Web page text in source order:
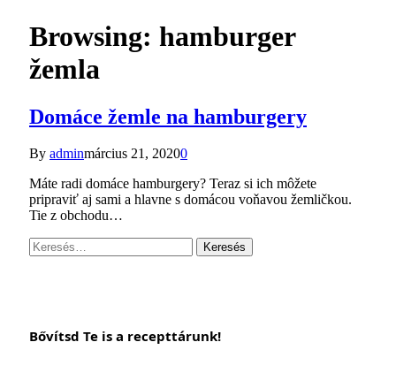
Browsing: hamburger
žemla
Domáce žemle na hamburgery
By adminmárcius 21, 20200
Máte radi domáce hamburgery? Teraz si ich môžete
pripraviť aj sami a hlavne s domácou voňavou žemličkou.
Tie z obchodu…
Keresés:
Bővítsd Te is a recepttárunk!